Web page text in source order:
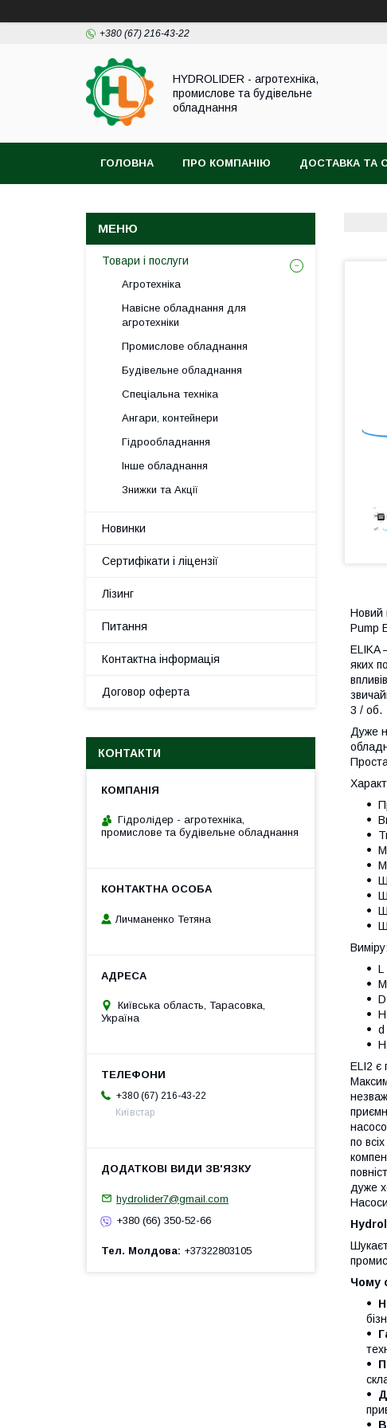
+380 (67) 216-43-22
HYDROLIDER - агротехніка,
промислове та будівельне
обладнання
ГОЛОВНА ПРО КОМПАНІЮ ДОСТАВКА ТА
Новий
Pump
ELIKA
яких
3 / об.
Дуже
Виміру:
L
d
ELI2 є
по
дуже
Чому
Товари і послуги
Агротехніка
Навісне обладнання для
агротехніки
Промислове обладнання
Будівельне обладнання
Спеціальна техніка
Ангари, контейнери
Гідрообладнання
Інше обладнання
Знижки та Акції
Новинки
Сертифікати і ліцензії
Лізинг
Питання
Контактна інформація
Договор оферта
КОНТАКТИ
Гідролідер - агротехніка,
промислове та будівельне обладнання
Личманенко Тетяна
Київська область, Тарасовка,
Україна
+380 (67) 216-43-22
Київстар
hydrolider7@gmail.com
+380 (66) 350-52-66
Тел. Молдова +37322803105